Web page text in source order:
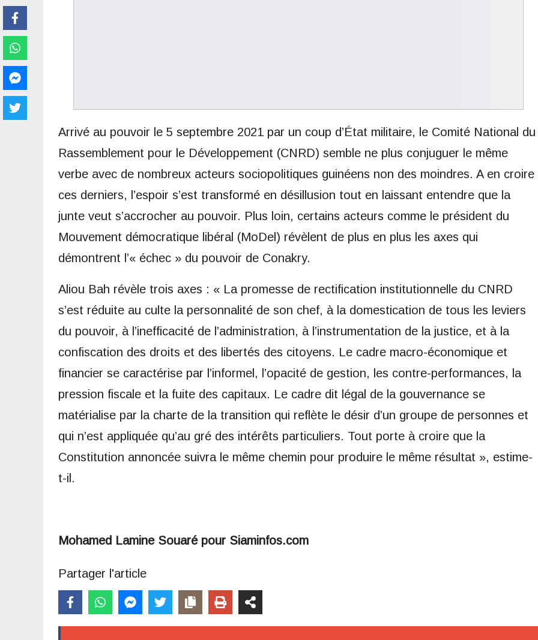
Arrivé au pouvoir le 5 septembre 2021 par un coup d’État militaire, le Comité National du
Rassemblement pour le Développement (CNRD) semble ne plus conjuguer le même
verbe avec de nombreux acteurs sociopolitiques guinéens non des moindres. A en croire
ces derniers, l’espoir s’est transformé en désillusion tout en laissant entendre que la
junte veut s’accrocher au pouvoir. Plus loin, certains acteurs comme le président du
Mouvement démocratique libéral (MoDel) révèlent de plus en plus les axes qui
démontrent l’« échec » du pouvoir de Conakry.
Aliou Bah révèle trois axes : « La promesse de rectification institutionnelle du CNRD
s’est réduite au culte la personnalité de son chef, à la domestication de tous les leviers
du pouvoir, à l’inefficacité de l’administration, à l’instrumentation de la justice, et à la
confiscation des droits et des libertés des citoyens. Le cadre macro-économique et
financier se caractérise par l’informel, l’opacité de gestion, les contre-performances, la
pression fiscale et la fuite des capitaux. Le cadre dit légal de la gouvernance se
matérialise par la charte de la transition qui reflète le désir d’un groupe de personnes et
qui n’est appliquée qu’au gré des intérêts particuliers. Tout porte à croire que la
Constitution annoncée suivra le même chemin pour produire le même résultat », estime-
t-il.
Mohamed Lamine Souaré pour Siaminfos.com
Partager l'article